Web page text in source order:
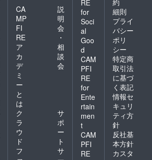
CA
MP
FI
RE
ア
カ
デ
ミ
ー
と
は
説
明
会
・
相
談
会
ク
ラ
ウ
ド
フ
サ
ポ
ー
ト
サ
RE
for
Soci
al
Goo
d
CAM
PFI
RE
for
Ente
rtain
men
t
CAM
PFI
RE
細則
プライ
バシー
ポリ
シー
特定商
取引法
に基づ
く表記
情報セ
キュリ
ティ方
針
反社基
本方針
カスタ